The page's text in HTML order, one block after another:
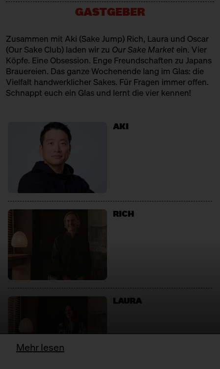
GASTGEBER
Zusammen mit Aki (Sake Jump) Rich, Laura und Oscar
(Our Sake Club) laden wir zu Our Sake Market ein. Vier
Köpfe. Eine Obsession. Enge Freundschaften zu Japans
Brauereien. Das ganze Wochenende lang im Glas: die
Vielfalt handwerklicher Sakes. Für Fragen immer offen.
Schnappt euch ein Glas und lernt die vier kennen!
AKI
RICH
LAURA
Mehr lesen